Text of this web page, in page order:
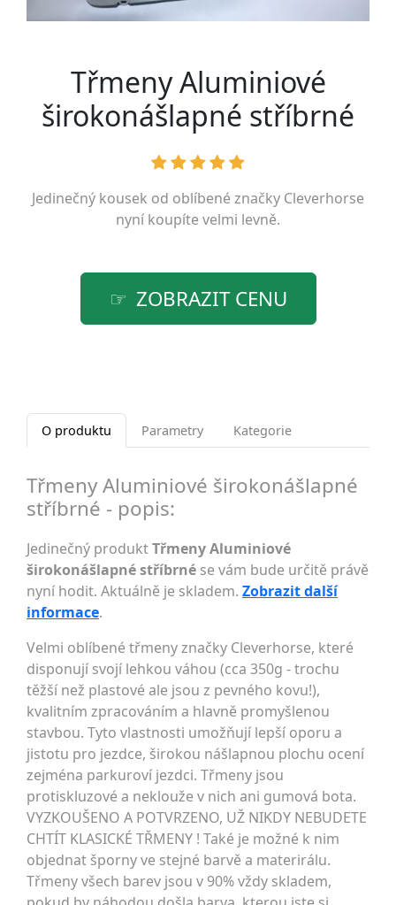
Třmeny Aluminiové
širokonášlapné stříbrné
Jedinečný kousek od oblíbené značky Cleverhorse
nyní koupíte velmi levně.
ZOBRAZIT CENU
O produktu Parametry Kategorie
Třmeny Aluminiové širokonášlapné
stříbrné - popis:
Jedinečný produktTřmeny Aluminiové
širokonášlapné stříbrné se vám bude určitě právě
nyní hodit. Aktuálně je skladem. Zobrazit další
informace.
Velmi oblíbené třmeny značky Cleverhorse, které
disponují svojí lehkou váhou (cca 350g - trochu
těžší než plastové ale jsou z pevného kovu!),
kvalitním zpracováním a hlavně promyšlenou
stavbou. Tyto vlastnosti umožňují lepší oporu a
jistotu pro jezdce, širokou nášlapnou plochu ocení
zejména parkuroví jezdci. Třmeny jsou
protiskluzové a neklouže v nich ani gumová bota.
VYZKOUŠENO A POTVRZENO, UŽ NIKDY NEBUDETE
CHTÍT KLASICKÉ TŘMENY ! Také je možné k nim
objednat šporny ve stejné barvě a materirálu.
Třmeny všech barev jsou v 90% vždy skladem,